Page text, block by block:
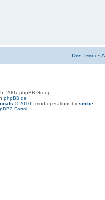
Das Team •
2007 phpBB Group
phpBB.de
© 2010 - mod operations by smilie
Portal